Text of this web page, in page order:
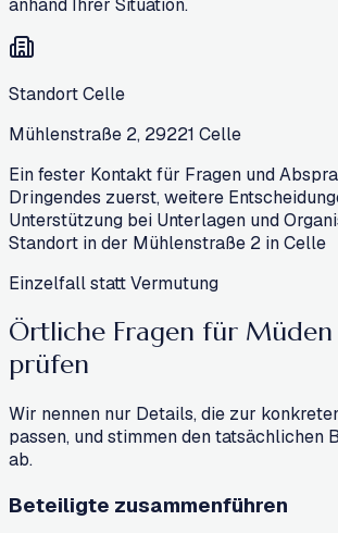
Standort Celle
Mühlenstraße 2, 29221 Celle
Ein fester Kontakt für Fragen und
Dringendes zuerst, weitere
Unterstützung bei Unterlagen und
Standort in der Mühlenstraße 2 in Celle
Einzelfall statt Vermutung
Örtliche Fragen für Müden
prüfen
Wir nennen nur Details, die zur
passen, und stimmen den tatsächlichen
ab.
Beteiligte zusammenführen